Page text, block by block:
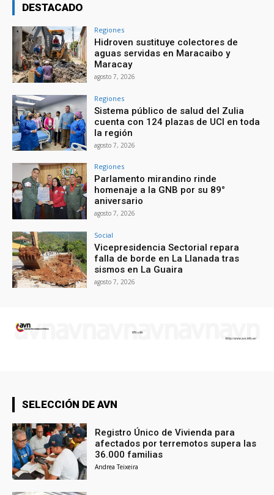
DESTACADO
Regiones
Hidroven sustituye colectores de
aguas servidas en Maracaibo y
Maracay
agosto 7, 2026
Regiones
Sistema público de salud del Zulia
cuenta con 124 plazas de UCI en toda
la región
agosto 7, 2026
Regiones
Parlamento mirandino rinde
homenaje a la GNB por su 89°
aniversario
agosto 7, 2026
Social
Vicepresidencia Sectorial repara
falla de borde en La Llanada tras
sismos en La Guaira
agosto 7, 2026
SELECCIÓN DE AVN
Registro Único de Vivienda para
afectados por terremotos supera las
36.000 familias
Andrea Teixeira